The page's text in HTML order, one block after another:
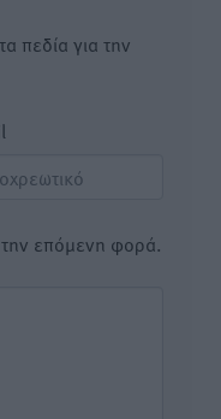
πεδία για την
την επόμενη φορά.